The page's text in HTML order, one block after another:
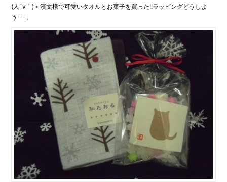
(人´v｀)＜濱文様で可愛いタオルとお菓子を買った!!ラッピングどうしよ
う･･･。